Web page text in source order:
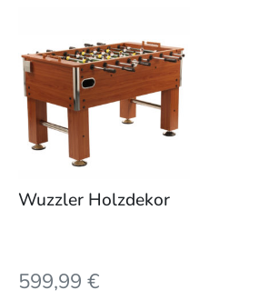
Wuzzler Holzdekor
599,99 €